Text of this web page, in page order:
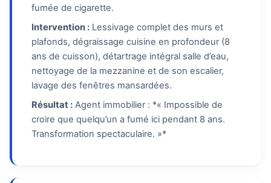
fumée de cigarette.
Intervention : Lessivage complet des murs et
plafonds, dégraissage cuisine en profondeur (8
ans de cuisson), détartrage intégral salle d’eau,
nettoyage de la mezzanine et de son escalier,
lavage des fenêtres mansardées.
Résultat : Agent immobilier : *« Impossible de
croire que quelqu’un a fumé ici pendant 8 ans.
Transformation spectaculaire. »*